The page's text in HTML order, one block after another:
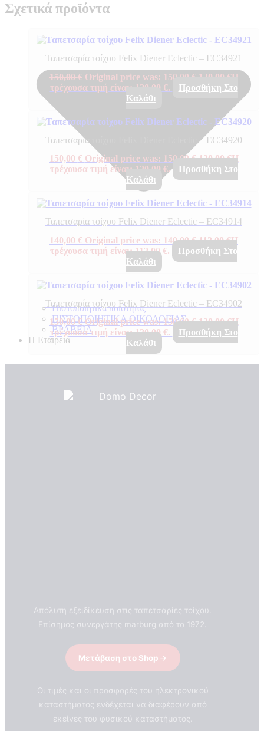
Πιστοποιητικά ποιότητας
ΠΙΣΤΟΠΟΙΗΤΙΚΑ ΟΙΚΟΛΟΓΙΑΣ
ΒΡΑΒΕΙΑ
Η Εταιρεια
ΣΧΕΤΙΚΑ ΜΕ ΕΜΑΣ
Σχετικά προϊόντα
Ταπετσαρία τοίχου Felix Diener Eclectic – EC34921
150,00€ Original price was: 150,00 €. 120,00 €Η
τρέχουσα τιμή είναι: 120,00 €.
Προσθήκη Στο
Καλάθι
Ταπετσαρία τοίχου Felix Diener Eclectic – EC34920
150,00€ Original price was: 150,00 €.120,00€Η
τρέχουσα τιμή είναι: 120,00 €.
Προσθήκη Στο
Καλάθι
Ταπετσαρία τοίχου Felix Diener Eclectic – EC34914
140,00€ Original price was: 140,00 €.112,00€Η
τρέχουσα τιμή είναι: 112,00 €.
Προσθήκη Στο
Καλάθι
Ταπετσαρία τοίχου Felix Diener Eclectic – EC34902
150,00€ Original price was: 150,00 €.120,00€Η
τρέχουσα τιμή είναι: 120,00 €.
Προσθήκη Στο
Καλάθι
Απόλυτη εξειδίκευση στις ταπετσαρίες τοίχου.
Επίσημος συνεργάτης marburg από το 1972.
Μετάβαση στο Shop
Οι τιμές και οι προσφορές του ηλεκτρονικού
καταστήματος ενδέχεται να διαφέρουν από
εκείνες του φυσικού καταστήματος.